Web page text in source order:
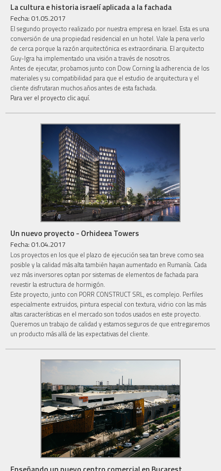
La cultura e historia israelí aplicada a la fachada
Fecha: 01.05.2017
El segundo proyecto realizado por nuestra empresa en Israel. Esta es una
conversión de una propiedad residencial en un hotel. Vale la pena verlo
de cerca porque la razón arquitectónica es extraordinaria. El arquitecto
Guy-Igra ha implementado una visión a través de nosotros.
Antes de ejecutar, probamos junto con Dow Corning la adherencia de los
materiales y su compatibilidad para que el estudio de arquitectura y el
cliente disfrutaran muchos años antes de esta fachada.
Para ver el proyecto clic aquí.
Un nuevo proyecto - Orhideea Towers
Fecha: 01.04.2017
Los proyectos en los que el plazo de ejecución sea tan breve como sea
posible y la calidad más alta también hayan aumentado en Rumanía. Cada
vez más inversores optan por sistemas de elementos de fachada para
revestir la estructura de hormigón.
Este proyecto, junto con PORR CONSTRUCT SRL, es complejo. Perfiles
especialmente extruidos, pintura especial con textura, vidrio con las más
altas características en el mercado son todos usados en este proyecto.
Queremos un trabajo de calidad y estamos seguros de que entregaremos
un producto más allá de las expectativas del cliente.